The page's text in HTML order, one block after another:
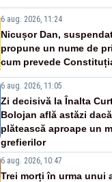
6 aug. 2026, 11:24
Nicușor Dan,
propune un nume de
cum prevede
6 aug. 2026, 11:05
Zi decisivă la Înalta
Bolojan află astăzi
plătească aproape un
grefierilor
6 aug. 2026, 10:47
Trei morți în urma unui